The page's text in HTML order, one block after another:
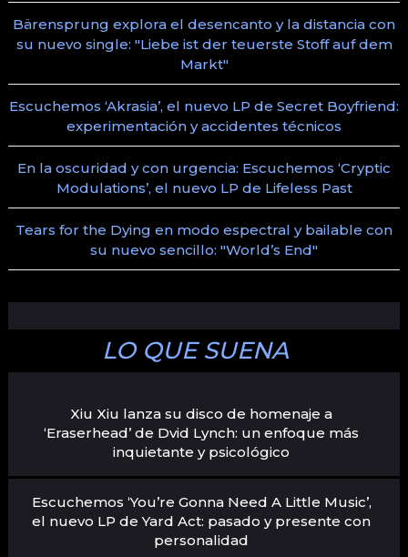
Bärensprung explora el desencanto y la distancia con
su nuevo single: "Liebe ist der teuerste Stoff auf dem
Markt"
Escuchemos ‘Akrasia’, el nuevo LP de Secret Boyfriend:
experimentación y accidentes técnicos
En la oscuridad y con urgencia: Escuchemos ‘Cryptic
Modulations’, el nuevo LP de Lifeless Past
Tears for the Dying en modo espectral y bailable con
su nuevo sencillo: "World’s End"
LO QUE SUENA
Xiu Xiu lanza su disco de homenaje a
‘Eraserhead’ de Dvid Lynch: un enfoque más
inquietante y psicológico
Escuchemos ‘You’re Gonna Need A Little Music’,
el nuevo LP de Yard Act: pasado y presente con
personalidad